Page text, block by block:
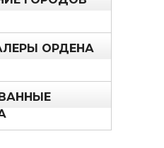
ОРДЕНА